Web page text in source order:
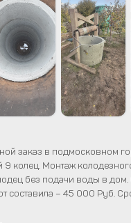
заказ в подмосковном
9 колец. Монтаж
без подачи воды в дом.
составила – 45 000 Руб.